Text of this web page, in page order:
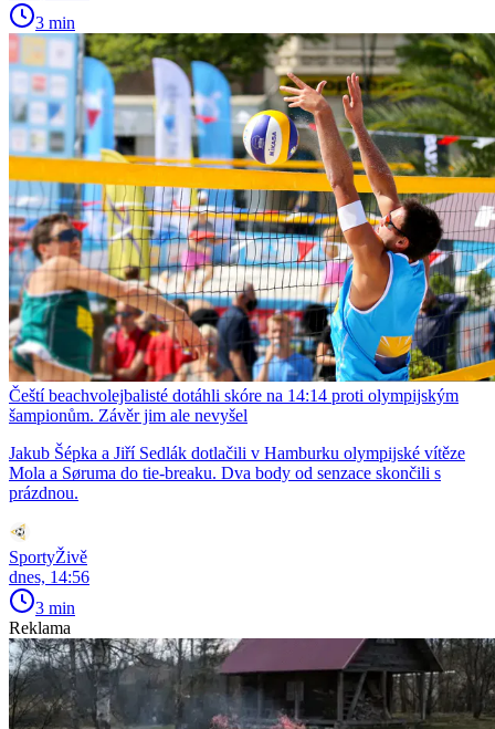
3 min
Čeští beachvolejbalisté dotáhli skóre na 14:14 proti olympijským
šampionům. Závěr jim ale nevyšel
Jakub Šépka a Jiří Sedlák dotlačili v Hamburku olympijské vítěze
Mola a Søruma do tie-breaku. Dva body od senzace skončili s
prázdnou.
SportyŽivě
dnes, 14:56
3 min
Reklama